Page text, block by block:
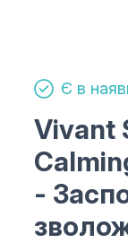
Є в
Vivant
-